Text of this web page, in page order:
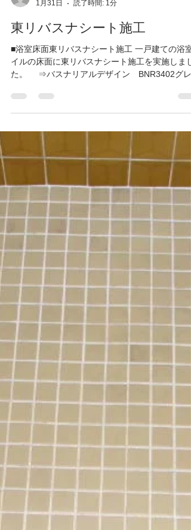
SG-Repair
1月31日
読了時間: 1分
東リバスナシート施工
■浴室床面東リバスナシート施工 一戸建ての浴室
既存タイル床には所々亀裂が入っていましたが、
修を同時に行います。タイルの床は冬場は相当冷
たいのですが、バスナシートにより冷えを軽減で
きます。 ⇒ 「東リバスナシート施工」詳細は
ちら！ ●施工写真